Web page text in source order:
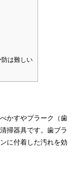
は難しい
かすやプラーク（歯
掃器具です。歯ブラ
に付着した汚れを効